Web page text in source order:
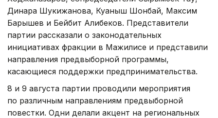
Динара Шукижанова, Куаныш Шонбай, Максим
Барышев и Бейбит Алибеков. Представители
партии рассказали о законодательных
инициативах фракции в Мажилисе и представили
направления предвыборной программы,
касающиеся поддержки предпринимательства.
8 и 9 августа партии проводили мероприятия
по различным направлениям предвыборной
повестки. Одни делали акцент на региональных